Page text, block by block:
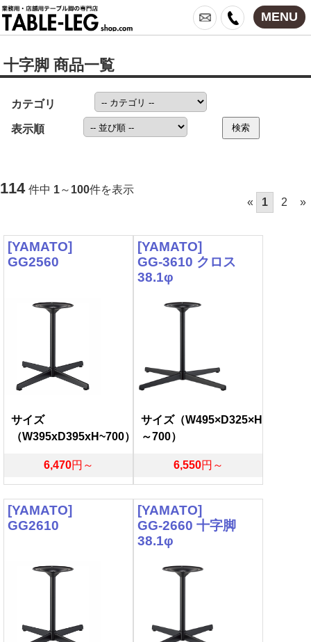
MENU
十字脚 商品一覧
カテゴリ
表示順 検索
114 件中 1～ 100件を表示
«
1 2 »
[YAMATO]
GG2560
サイズ
（W395xD395xH~700）
6,470円～
[YAMATO]
GG-3610 クロス
38.1φ
サイズ（W495×D325×H
～700）
6,550円～
[YAMATO]
GG2610
[YAMATO]
GG-2660 十字脚
38.1φ